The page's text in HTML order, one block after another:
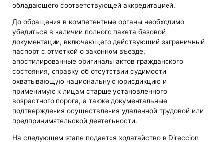
обладающего соответствующей аккредитацией.
До обращения в компетентные органы необходимо
убедиться в наличии полного пакета базовой
документации, включающего действующий заграничный
паспорт с отметкой о законном въезде,
апостилированные оригиналы актов гражданского
состояния, справку об отсутствии судимости,
охватывающую национальную юрисдикцию и
применимую к лицам старше установленного
возрастного порога, а также документальные
подтверждения осуществления удаленной трудовой или
предпринимательской деятельности.
На следующем этапе подается ходатайство в Direccion